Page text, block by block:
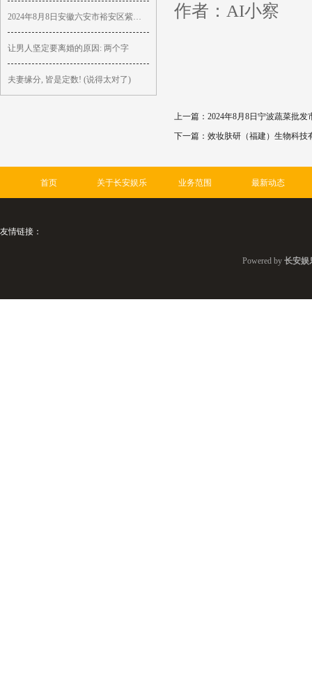
2024年8月8日安徽六安市裕安区紫竹林农产品批发市场价格行情
让男人坚定要离婚的原因: 两个字
夫妻缘分, 皆是定数! (说得太对了)
作者：AI小察
上一篇： 2024年8月8日宁波蔬菜批
下一篇： 效妆肤研（福建）生物科技
首页 关于长安娱乐 业务范围 最新动态
友情链接：
Powered by 长安娱